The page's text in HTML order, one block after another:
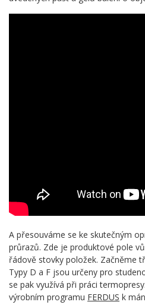
A přesouváme se ke skutečným
průrazů. Zde je produktové pole
řádově stovky položek. Začněme
Typy D a F jsou určeny pro
se pak využívá při práci
výrobním programu FERDUS k